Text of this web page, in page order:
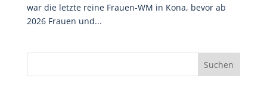
war die letzte reine Frauen-WM in Kona, bevor ab
2026 Frauen und...
Suchen